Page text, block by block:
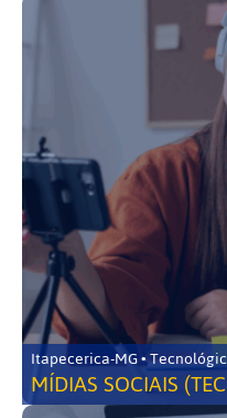
MÍDIAS SOCIAIS